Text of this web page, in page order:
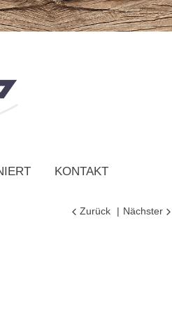
KONTAKT
Zurück Nächster